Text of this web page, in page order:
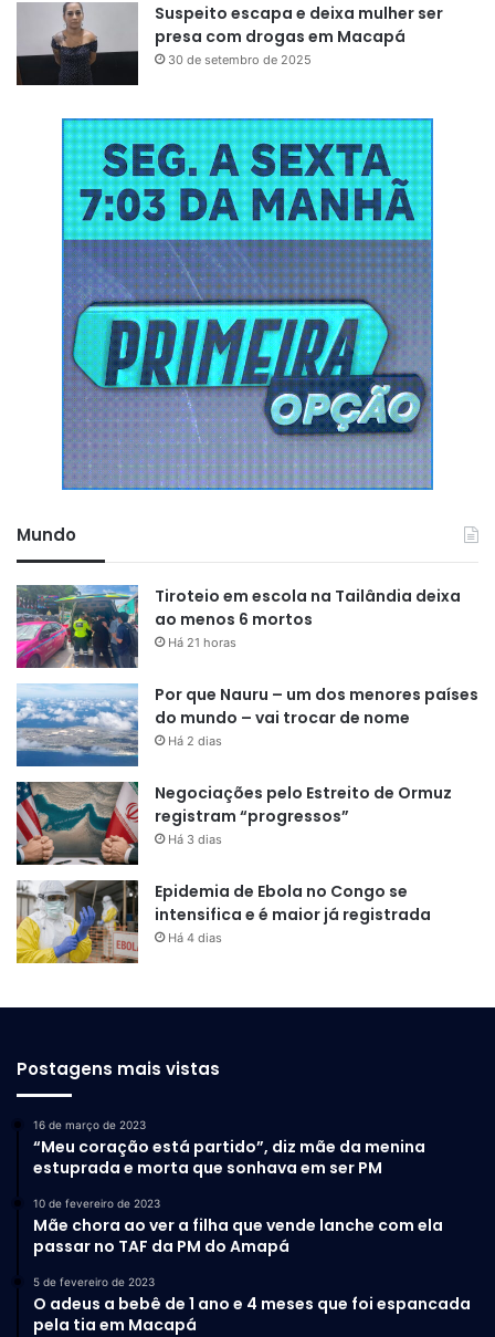
Suspeito escapa e deixa mulher ser
presa com drogas em Macapá
30 de setembro de 2025
Mundo
Tiroteio em escola na Tailândia deixa
ao menos 6 mortos
Há 21 horas
Por que Nauru – um dos menores países
do mundo – vai trocar de nome
Há 2 dias
Negociações pelo Estreito de Ormuz
registram “progressos”
Há 3 dias
Epidemia de Ebola no Congo se
intensifica e é maior já registrada
Há 4 dias
Postagens mais vistas
16 de março de 2023
“Meu coração está partido”, diz mãe da menina
estuprada e morta que sonhava em ser PM
10 de fevereiro de 2023
Mãe chora ao ver a filha que vende lanche com ela
passar no TAF da PM do Amapá
5 de fevereiro de 2023
O adeus a bebê de 1 ano e 4 meses que foi espancada
pela tia em Macapá